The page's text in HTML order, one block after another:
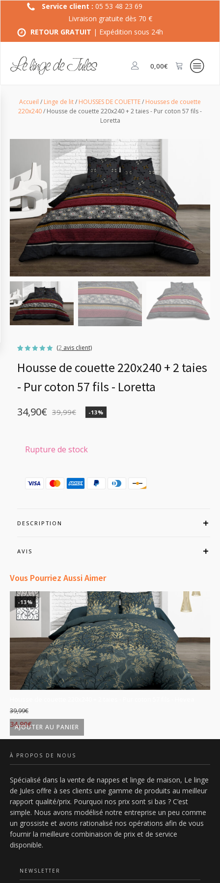
Service client : 05 53 48 23 69
Livraison gratuite dès 70 €
RETOUR GRATUIT | Expédition sous 24h
0,00€
Accueil / Linge de lit/ HOUSSES DE COUETTE/ Housses de couette
220x240/ Housse de couette 220x240 + 2 taies - Pur coton 57 fils -
Loretta
sur 5
basé sur
(2 avis client)
Housse de couette 220x240 + 2 taies
- Pur coton 57 fils - Loretta
39,99€
Le
initial
39,99€.
34,90€
Le
actuel
34,90€.
-13%
Rupture de stock
DESCRIPTION
AVIS
Vous Pourriez Aussi Aimer
-13%
AJOUTER AU PANIER
39,99€
Le
prix
initial
39,99€.
34,90€Le
prix
actuel
34,90€.
À PROPOS DE NOUS
Spécialisé dans la vente de nappes et linge de maison, Le linge
de Jules offre à ses clients une gamme de produits au meilleur
rapport qualité/prix. Pourquoi nos prix sont si bas ? C’est
simple. Nous avons modélisé notre entreprise un peu comme
un grossiste et avons rationalisé nos opérations afin de vous
fournir la meilleure combinaison de prix et de service
disponible.
NEWSLETTER